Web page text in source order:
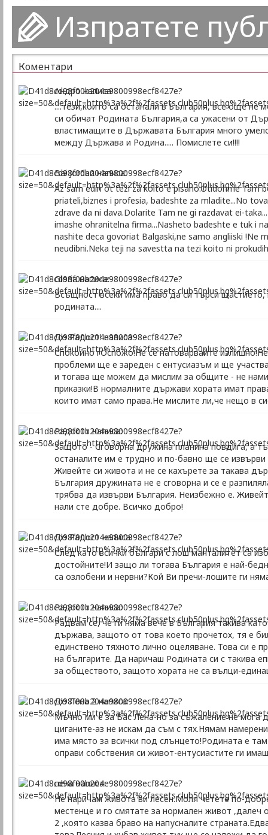
Изпратете
Коментари
Андро написа:
....тези,които са останали в България, все още
си обичат Родината България,а са ужасени от
властимащите в Държавата България много
между Държава и Родина..... Помислете си!!!!
Bai Jordan написа:
Az sam edin ot tezi za koito e pisano.Otidohme Tam
priateli,biznes i profesia, badeshte za mladite...No
zdrave da ni dava.Dolarite Tam ne gi razdavat ei-
imashe ohranitelna firma...Nasheto badeshte e tuk i
nashite deca govoriat Balgaski,ne samo angliiski
neudibni.Neka teji na savestta na tezi koito ni
Gloria написа:
Всъщност всеки има право да си търси
родината....
До Радост! написа:
Спокойно гОспожо!Не се натоварвайте
проблеми ще е зареден с ентусиазъм и ще
и тогава ще можем да мислим за общите - не
приказки!В нормалните държави хората имат
които имат само права.Не мислите ли,че нещо в
Радостт написа:
Защото - Сговорна дружина планина повдига, а
останалите им е трудно и по-бавно ще се
Живейте си живота и не се кахърете за такава
България дружината не е сговорна и се е
трябва да извърви България. Неизбежно е.
нали сте добре. Всичко добро!
До Радост написа:
След като всички българи с лош манталитет са
достойните!И защо ли тогава България е най-
са озлобени и нервни?Кой Ви пречи-лошите ги
Радостт написа:
Радвам се, че ги няма вече в България такива
държава, защото от това което прочетох, тя е
единствено тяхното лично оцеляване. Това си е
на българите. Да наричаш Родината си с такива
за обществото, защото хората не са вълци-
До Лена 2 написа:
Mъчно ми е за Вас Лена-но за съжаление не мога
циганите-аз не искам да съм с тях.Нямам
има място за всички под слънцето!Родината е
оправи собствения си живот-ентусиастите ги
лена написа:
Не наричам живота ви лесен.Моля четете по-
местенце и го смятате за нормален живот ,далеч
2 ,която казва браво на напусналите